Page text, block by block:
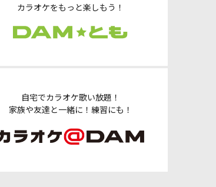
カラオケをもっと楽しもう！
自宅でカラオケ歌い放題！
家族や友達と一緒に！練習にも！